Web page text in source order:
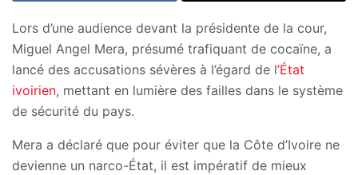
Lors d’une audience devant la présidente de la cour,
Miguel Angel Mera, présumé trafiquant de cocaïne, a
lancé des accusations sévères à l’égard de l’État
ivoirien, mettant en lumière des failles dans le système
de sécurité du pays.
Mera a déclaré que pour éviter que la Côte d’Ivoire ne
devienne un narco-État, il est impératif de mieux